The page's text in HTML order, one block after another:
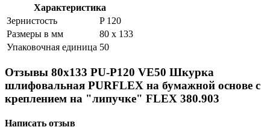
Характеристика
Зернистость
P 120
Размеры в мм
80 x 133
Упаковочная единица 50
Отзывы 80x133 PU-P120 VE50 Шкурка
шлифовальная PURFLEX на бумажной основе с
креплением на "липучке" FLEX 380.903
Написать отзыв